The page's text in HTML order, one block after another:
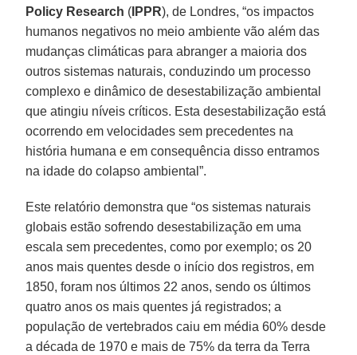
Policy Research ( IPPR), de Londres, “os impactos
humanos negativos no meio ambiente vão além das
mudanças climáticas para abranger a maioria dos
outros sistemas naturais, conduzindo um processo
complexo e dinâmico de desestabilização ambiental
que atingiu níveis críticos. Esta desestabilização está
ocorrendo em velocidades sem precedentes na
história humana e em consequência disso entramos
na idade do colapso ambiental”.
Este relatório demonstra que “os sistemas naturais
globais estão sofrendo desestabilização em uma
escala sem precedentes, como por exemplo; os 20
anos mais quentes desde o início dos registros, em
1850, foram nos últimos 22 anos, sendo os últimos
quatro anos os mais quentes já registrados; a
população de vertebrados caiu em média 60% desde
a década de 1970 e mais de 75% da terra da Terra